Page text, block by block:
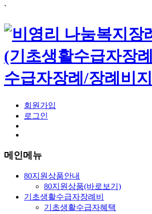
`
회원가입
로그인
메인메뉴
80지원상품안내
80지원상품(바로보기)
기초생활수급자장례비
기초생활수급자혜택